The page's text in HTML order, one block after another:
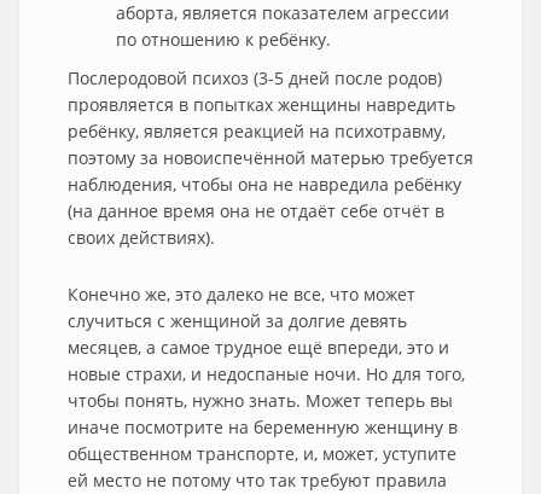
аборта, является показателем агрессии
по отношению к ребёнку.
Послеродовой психоз (3-5 дней после родов)
проявляется в попытках женщины навредить
ребёнку, является реакцией на психотравму,
поэтому за новоиспечённой матерью требуется
наблюдения, чтобы она не навредила ребёнку
(на данное время она не отдаёт себе отчёт в
своих действиях).
Конечно же, это далеко не все, что может
случиться с женщиной за долгие девять
месяцев, а самое трудное ещё впереди, это и
новые страхи, и недоспаные ночи. Но для того,
чтобы понять, нужно знать. Может теперь вы
иначе посмотрите на беременную женщину в
общественном транспорте, и, может, уступите
ей место не потому что так требуют правила